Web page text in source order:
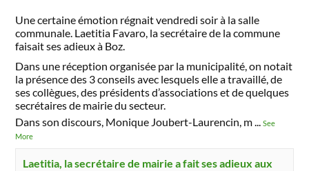
Une certaine émotion régnait vendredi soir à la salle
communale. Laetitia Favaro, la secrétaire de la commune
faisait ses adieux à Boz.
Dans une réception organisée par la municipalité, on notait
la présence des 3 conseils avec lesquels elle a travaillé, de
ses collègues, des présidents d’associations et de quelques
secrétaires de mairie du secteur.
Dans son discours, Monique Joubert-Laurencin, m...See
More
Laetitia, la secrétaire de mairie a fait ses adieux aux